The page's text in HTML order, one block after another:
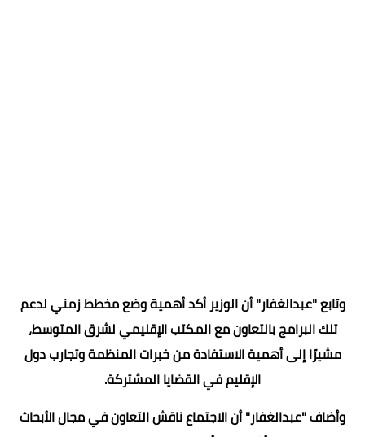
وتابع "عبدالغفار" أن الوزير أكد أهمية وضع مخطط زمني لدعم
تلك البرامج بالتعاون مع المكتب الإقليمي لشرق المتوسط،
مشيرًا إلى أهمية الاستفادة من خبرات المنظمة وتجارب دول
الإقليم في القضايا المشتركة.
وأضاف "عبدالغفار" أن الاجتماع ناقش التعاون في مجال الأبحاث